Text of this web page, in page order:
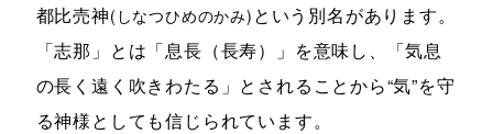
都比売神(しなつひめのかみ) という別名があります。
「志那」とは「息長（長寿）」を意味し、「気息
の長く遠く吹きわたる」とされることから“気”を守
る神様としても信じられています。